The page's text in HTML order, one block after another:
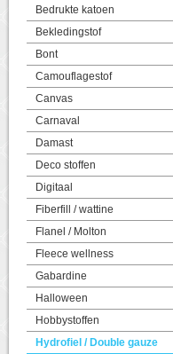
Bedrukte katoen
Bekledingstof
Bont
Camouflagestof
Canvas
Carnaval
Damast
Deco stoffen
Digitaal
Fiberfill / wattine
Flanel / Molton
Fleece wellness
Gabardine
Halloween
Hobbystoffen
Hydrofiel / Double gauze